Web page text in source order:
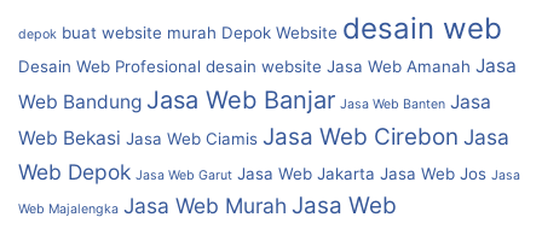
depok buat website murah Depok Website desain web
Desain Web Profesional desain website Jasa Web Amanah Jasa
Web Bandung Jasa Web Banjar Jasa Web Banten Jasa
Web Bekasi Jasa Web Ciamis Jasa Web Cirebon Jasa
Web Depok Jasa Web Garut Jasa Web Jakarta Jasa Web Jos Jasa
Web Majalengka Jasa Web Murah Jasa Web